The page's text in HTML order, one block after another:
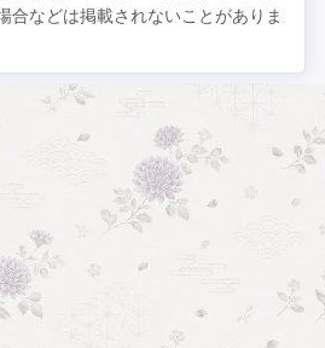
合などは掲載されないことがありま